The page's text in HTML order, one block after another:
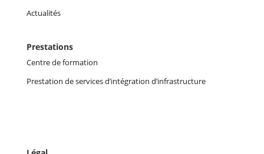
Actualités
Prestations
Centre de formation
Prestation de services d’intégration d’infrastructure